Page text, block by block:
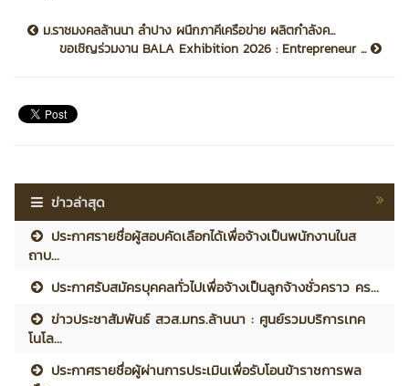
ม.ราชมงคลล้านนา ลำปาง ผนึกภาคีเครือข่าย ผลิตกำลังค...
ขอเชิญร่วมงาน BALA Exhibition 2026 : Entrepreneur ...
ข่าวล่าสุด
ประกาศรายชื่อผู้สอบคัดเลือกได้เพื่อจ้างเป็นพนักงานในส
ถาบ...
ประกาศรับสมัครบุคคลทั่วไปเพื่อจ้างเป็นลูกจ้างชั่วคราว คร...
ข่าวประชาสัมพันธ์ สวส.มทร.ล้านนา : ศูนย์รวมบริการเทค
โนโล...
ประกาศรายชื่อผู้ผ่านการประเมินเพื่อรับโอนข้าราชการพล